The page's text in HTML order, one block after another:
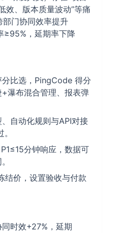
效、版本质量波动”等痛
部门协同效率提升
≥95%，延期率下降
比选，PingCode 得分
瀑布混合管理、报表弹
自动化规则与API对接
分钟响应，数据可
结价，设置验收与付款
时效+27%，延期